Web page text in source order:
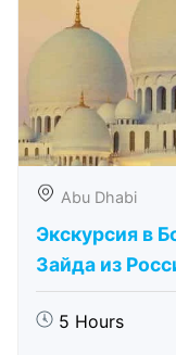
Abu Dhabi
Экскурсия в
Зайда из
5 Hours